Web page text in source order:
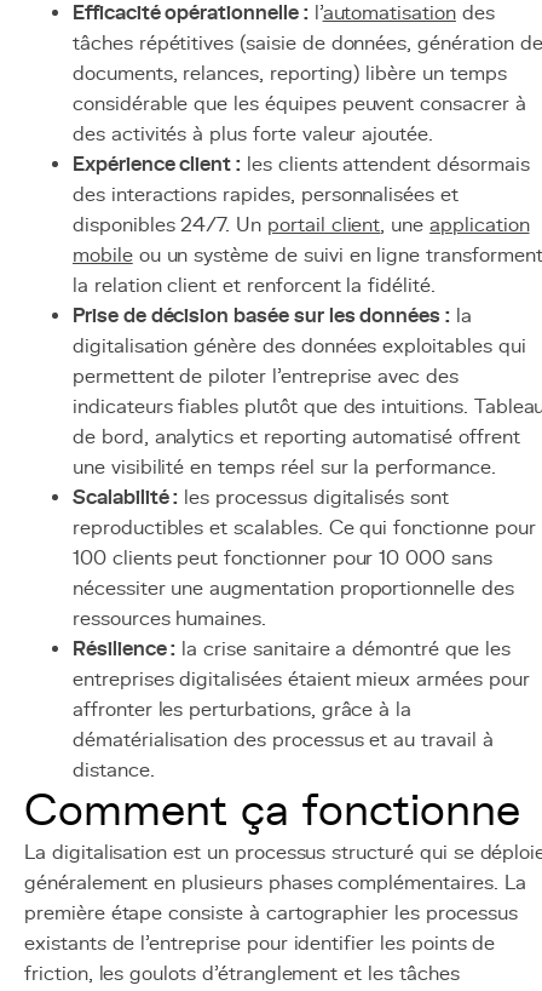
Efficacité opérationnelle :l'automatisationdes
tâches répétitives (saisie de données, génération de
documents, relances, reporting) libère un temps
considérable que les équipes peuvent consacrer à
des activités à plus forte valeur ajoutée.
Expérience client : les clients attendent désormais
des interactions rapides, personnalisées et
disponibles 24/7. Un portail client, uneapplication
mobileou un système de suivi en ligne transforment
la relation client et renforcent la fidélité.
Prise de décision basée sur les données : la
digitalisation génère des données exploitables qui
permettent de piloter l'entreprise avec des
indicateurs fiables plutôt que des intuitions.
de bord, analytics et reporting automatisé offrent
une visibilité en temps réel sur la performance.
Scalabilité : les processus digitalisés sont
reproductibles et scalables. Ce qui fonctionne pour
100 clients peut fonctionner pour 10 000 sans
nécessiter une augmentation proportionnelle des
ressources humaines.
Résilience : la crise sanitaire a démontré que les
entreprises digitalisées étaient mieux armées pour
affronter les perturbations, grâce à la
dématérialisation des processus et au travail à
distance.
Comment ça fonctionne
La digitalisation est un processus structuré qui se
généralement en plusieurs phases complémentaires. La
première étape consiste à cartographier les processus
existants de l'entreprise pour identifier les points de
friction, les goulots d'étranglement et les tâches